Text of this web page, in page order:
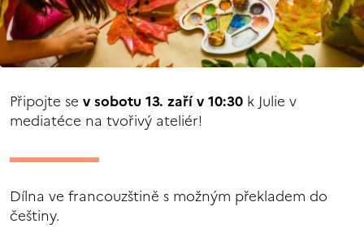
Připojte se v sobotu 13. zaří v 10:30 k Julie v
mediatéce na tvořivý ateliér!
Dílna ve francouzštině s možným překladem do
češtiny.